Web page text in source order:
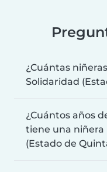
¿Cuántas
Solidaridad
¿Cuántos años
tiene una niñera
(Estado de